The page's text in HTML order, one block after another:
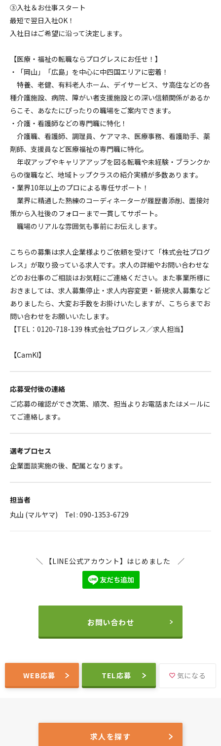
③入社＆お仕事スタート
最短で翌日入社OK！
入社日はご希望に沿って決定します。
【医療・福祉の転職ならプログレスにお任せ！】
・「岡山」「広島」を中心に中四国エリアに密着！
特養、老健、有料老人ホーム、デイサービス、サ高住などの各
種介護施設、病院、障がい者支援施設との深い信頼関係があるか
らこそ、あなたにぴったりの職場をご案内できます。
・介護・看護師などの専門職に特化！
介護職、看護師、調理員、ケアマネ、医療事務、看護助手、薬
剤師、支援員など医療福祉の専門職に特化。
年収アップやキャリアアップを図る転職や未経験・ブランクか
らの復職など、地域トップクラスの紹介実績が多数あります。
・業界10年以上のプロによる専任サポート！
業界に精通した熟練のコーディネーターが履歴書添削、面接対
策から入社後のフォローまで一貫してサポート。
職場のリアルな雰囲気も事前にお伝えします。
こちらの募集は求人企業様よりご依頼を受けて「株式会社プログ
レス」が取り扱っている求人です。求人の詳細やお問い合わせな
どのお仕事のご相談はお気軽にご連絡ください。また事業所様に
おきましては、求人募集停止・求人内容変更・新規求人募集など
ありましたら、大変お手数をお掛けいたしますが、こちらまでお
問い合わせをお願いいたします。
【TEL：0120-718-139 株式会社プログレス／求人担当】
【CamKI】
応募受付後の連絡
ご応募の確認ができ次第、順次、担当よりお電話またはメールに
てご連絡します。
選考プロセス
企業面談実施の後、配属となります。
担当者
丸山 (マルヤマ) Tel : 090-1353-6729
＼ 【LINE公式アカウント】はじめました ／
お問い合わせ
WEB応募 TEL応募 気になる
求人を探す